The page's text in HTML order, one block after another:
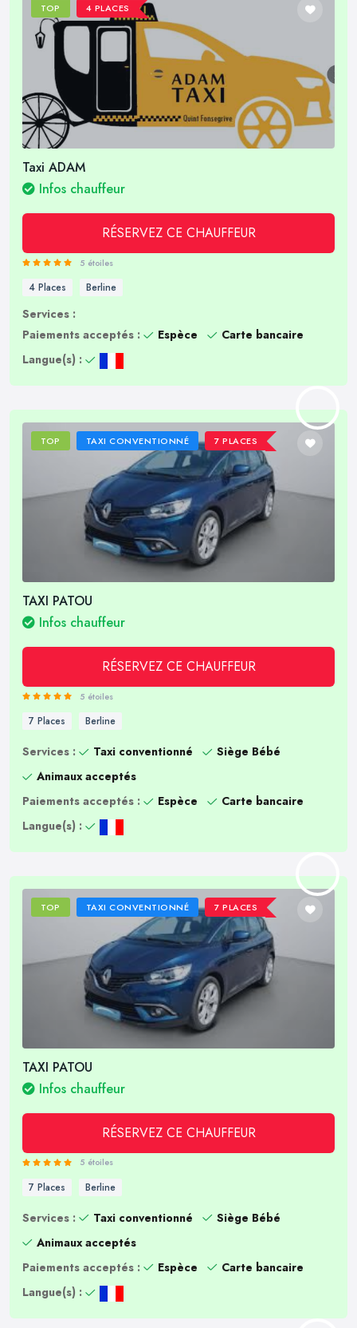
TOP 4 PLACES
Taxi ADAM
Infos chauffeur
RÉSERVEZ CE CHAUFFEUR
5 étoiles
4 Places Berline
Services :
Paiements acceptés :
Espèce
Carte bancaire
Langue(s) :
TOP TAXI CONVENTIONNÉ 7 PLACES
TAXI PATOU
Infos chauffeur
RÉSERVEZ CE CHAUFFEUR
5 étoiles
7 Places Berline
Services : Taxi conventionné
Siège Bébé
Animaux acceptés
Paiements acceptés :
Espèce
Carte bancaire
Langue(s) :
TOP TAXI CONVENTIONNÉ 7 PLACES
TAXI PATOU
Infos chauffeur
RÉSERVEZ CE CHAUFFEUR
5 étoiles
7 Places Berline
Services : Taxi conventionné
Siège Bébé
Animaux acceptés
Paiements acceptés :
Espèce
Carte bancaire
Langue(s) :